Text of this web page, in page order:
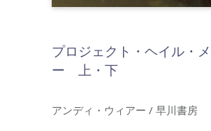
プロジェクト・ヘイル・
ー 上・下
アンディ・ウィアー / 早川書房